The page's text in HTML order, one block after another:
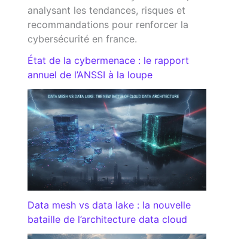
État de la cybermenace : le rapport
annuel de l’ANSSI à la loupe
Data mesh vs data lake : la nouvelle
bataille de l’architecture data cloud